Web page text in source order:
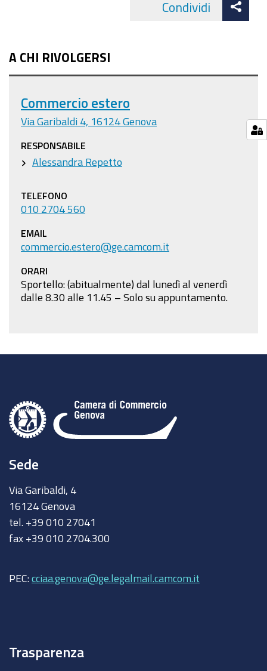
Condividi
A CHI RIVOLGERSI
Commercio estero
Via Garibaldi 4, 16124 Genova
RESPONSABILE
Alessandra Repetto
TELEFONO
010 2704 560
EMAIL
commercio.estero@ge.camcom.it
ORARI
Sportello: (abitualmente) dal lunedì al venerdì
dalle 8.30 alle 11.45 – Solo su appuntamento.
Sede
Via Garibaldi, 4
16124 Genova
tel. +39 010 27041
fax +39 010 2704.300
PEC: cciaa.genova@ge.legalmail.camcom.it
Trasparenza